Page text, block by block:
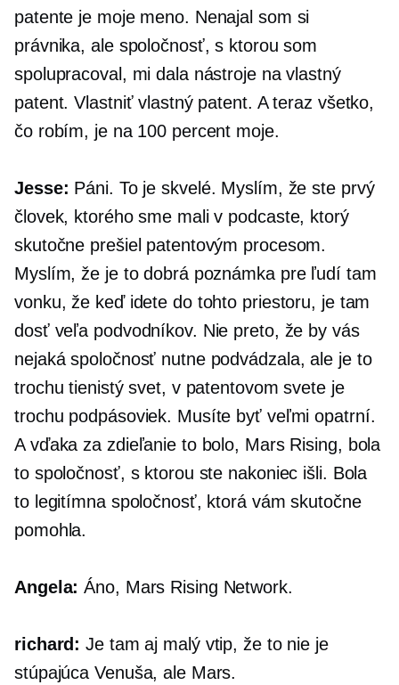
patente je moje meno. Nenajal som si
právnika, ale spoločnosť, s ktorou som
spolupracoval, mi dala nástroje na vlastný
patent. Vlastniť vlastný patent. A teraz všetko,
čo robím, je na 100 percent moje.
Jesse: Páni. To je skvelé. Myslím, že ste prvý
človek, ktorého sme mali v podcaste, ktorý
skutočne prešiel patentovým procesom.
Myslím, že je to dobrá poznámka pre ľudí tam
vonku, že keď idete do tohto priestoru, je tam
dosť veľa podvodníkov. Nie preto, že by vás
nejaká spoločnosť nutne podvádzala, ale je to
trochu tienistý svet, v patentovom svete je
trochu podpásoviek. Musíte byť veľmi opatrní.
A vďaka za zdieľanie to bolo, Mars Rising, bola
to spoločnosť, s ktorou ste nakoniec išli. Bola
to legitímna spoločnosť, ktorá vám skutočne
pomohla.
Angela: Áno, Mars Rising Network.
richard: Je tam aj malý vtip, že to nie je
stúpajúca Venuša, ale Mars.